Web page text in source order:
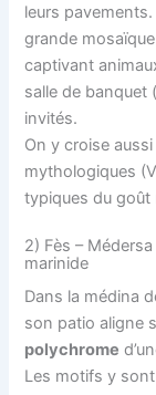
leurs pavements.
grande
captivant
salle de banquet
invités.
On y croise
mythologiques
typiques du goût
2) Fès –
marinide
Dans la médina
son patio aligne
polychrome
Les motifs y